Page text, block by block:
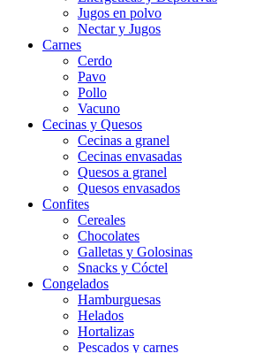
Jugos en polvo
Nectar y Jugos
Carnes
Cerdo
Pavo
Pollo
Vacuno
Cecinas y Quesos
Cecinas a granel
Cecinas envasadas
Quesos a granel
Quesos envasados
Confites
Cereales
Chocolates
Galletas y Golosinas
Snacks y Cóctel
Congelados
Hamburguesas
Helados
Hortalizas
Pescados y carnes